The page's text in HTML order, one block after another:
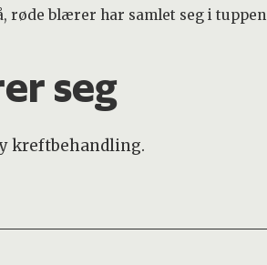
røde blærer har samlet seg i tuppen
seg
kreftbehandling.